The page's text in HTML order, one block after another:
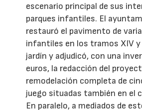
escenario principal de sus
parques infantiles. El
restauró el pavimento de
infantiles en los tramos XIV y
jardín y adjudicó, con una
euros, la redacción del
remodelación completa de
juego situadas también en el
En paralelo, a mediados de